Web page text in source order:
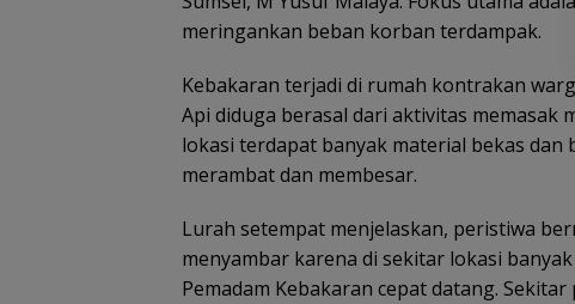
meringankan beban korban terdampak.
Kebakaran terjadi di rumah kontrakan
Api diduga berasal dari aktivitas memasak
lokasi terdapat banyak material bekas
merambat dan membesar.
Lurah setempat menjelaskan, peristiwa
menyambar karena di sekitar lokasi
Pemadam Kebakaran cepat datang.